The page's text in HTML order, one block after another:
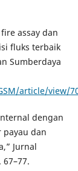
assay dan
fluks terbaik
Sumberdaya
article/view/
dengan
dan
Jurnal